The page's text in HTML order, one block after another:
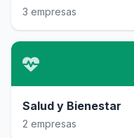
3 empresas
Salud y Bienestar
2 empresas